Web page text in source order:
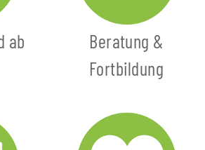
ab
Beratung &
Fortbildung